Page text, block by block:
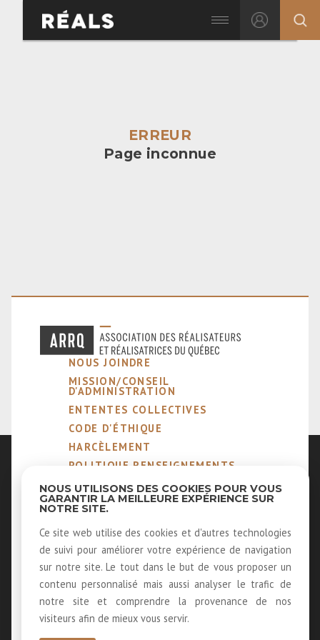
ERREUR
Page inconnue
NOUS JOINDRE
MISSION/CONSEIL
D'ADMINISTRATION
ENTENTES COLLECTIVES
CODE D'ÉTHIQUE
HARCÈLEMENT
POLITIQUE RENSEIGNEMENTS
NOTRE MÉTIER
MEMBRES ÉMÉRITES ET
40 ANS D'HISTOIRE
LOUER NOS SALLES
RECEVOIR NOTRE INFOLETTRE
NOUS UTILISONS DES COOKIES POUR VOUS
GARANTIR LA MEILLEURE EXPÉRIENCE SUR
NOTRE SITE.
Ce site web utilise des cookies et d'autres technologies
de suivi pour améliorer votre expérience de navigation
sur notre site. Le tout dans le but de vous proposer un
contenu personnalisé mais aussi analyser le trafic de
notre site et comprendre la provenance de nos
visiteurs afin de mieux vous servir.